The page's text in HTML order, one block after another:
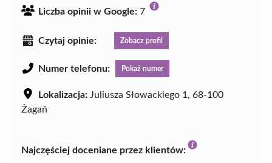
Liczba opinii w Google: 7
Czytaj opinie: Zobacz profil
Numer telefonu: Pokaż numer
Lokalizacja: Juliusza Słowackiego 1, 68-100
Żagań
Najczęściej doceniane przez klientów: